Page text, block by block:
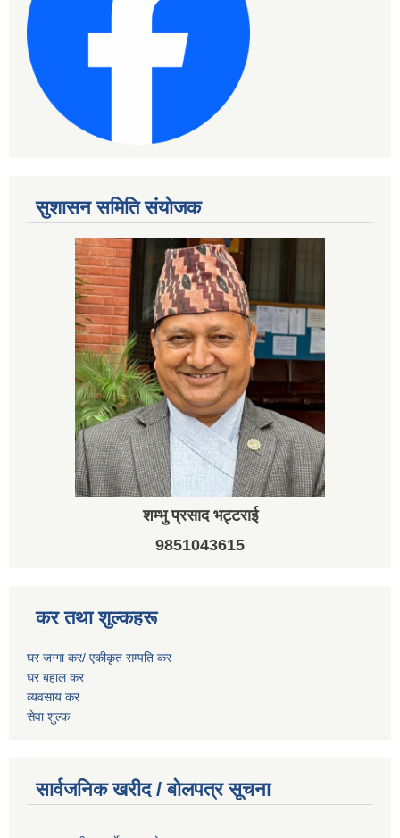
सुशासन समिति संयोजक
शम्भु प्रसाद भट्टराई
9851043615
कर तथा शुल्कहरू
घर जग्गा कर/ एकीकृत सम्पति कर
घर बहाल कर
व्यवसाय कर
सेवा शुल्क
सार्वजनिक खरीद / बोलपत्र सूचना